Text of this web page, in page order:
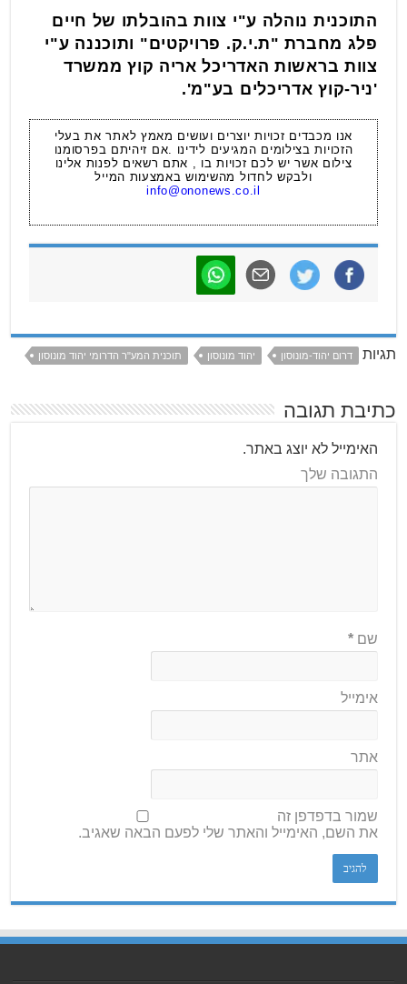
התוכנית נוהלה ע"י צוות בהובלתו של חיים
פלג מחברת "ת.י.ק. פרויקטים" ותוכננה ע"י
צוות בראשות האדריכל אריה קוץ ממשרד
'ניר-קוץ אדריכלים בע"מ'.
אנו מכבדים זכויות יוצרים ועושים מאמץ לאתר את בעלי
הזכויות בצילומים המגיעים לידינו .אם זיהיתם בפרסומנו
צילום אשר יש לכם זכויות בו , אתם רשאים לפנות אלינו
ולבקש לחדול מהשימוש באמצעות המייל
info@ononews.co.il
תגיות דרום יהוד-מונוסון יהוד מונוסון תוכנית המע"ר הדרומי יהוד מונוסון
כתיבת תגובה
האימייל לא יוצג באתר.
התגובה שלך
שם*
אימייל
אתר
שמור בדפדפן זה
את השם, האימייל והאתר שלי לפעם הבאה שאגיב.